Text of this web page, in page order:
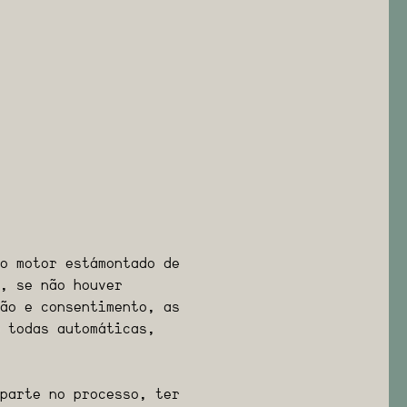
motor está montado de
se não houver
e consentimento, as
todas automáticas,
parte no processo, ter